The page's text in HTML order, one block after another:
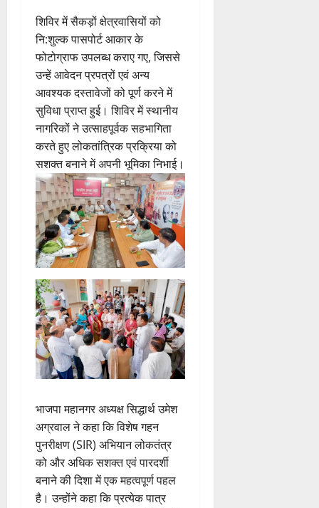
शिविर में सैकड़ों क्षेत्रवासियों को
नि:शुल्क पासपोर्ट आकार के
फोटोग्राफ उपलब्ध कराए गए, जिससे
उन्हें आवेदन प्रपत्रों एवं अन्य
आवश्यक दस्तावेजों को पूर्ण करने में
सुविधा प्राप्त हुई। शिविर में स्थानीय
नागरिकों ने उत्साहपूर्वक सहभागिता
करते हुए लोकतांत्रिक प्रक्रिया को
सशक्त बनाने में अपनी भूमिका निभाई।
भाजपा महानगर अध्यक्ष सिद्धार्थ उमेश
अग्रवाल ने कहा कि विशेष गहन
पुनरीक्षण (SIR) अभियान लोकतंत्र
को और अधिक सशक्त एवं पारदर्शी
बनाने की दिशा में एक महत्वपूर्ण पहल
है। उन्होंने कहा कि प्रत्येक पात्र